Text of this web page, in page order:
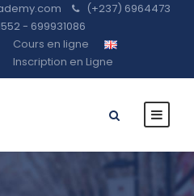
(+237) 6964473
- 699931086
Cours en ligne
Inscription en Ligne